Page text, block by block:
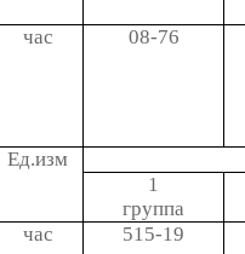
час 08-76
Ед.изм
1
группа
час 515-19